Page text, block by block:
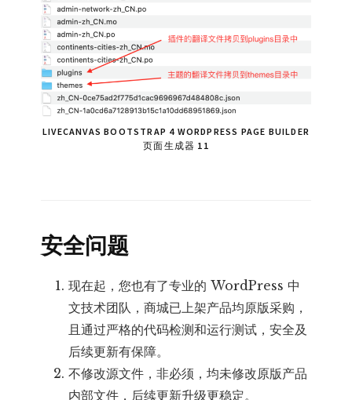
LIVECANVAS BOOTSTRAP 4 WORDPRESS PAGE BUILDER
页面生成器 11
安全问题
现在起，您也有了专业的 WordPress 中
文技术团队，商城已上架产品均原版采购，
且通过严格的代码检测和运行测试，安全及
后续更新有保障。
不修改源文件，非必须，均未修改原版产品
内部文件，后续更新升级更稳定。